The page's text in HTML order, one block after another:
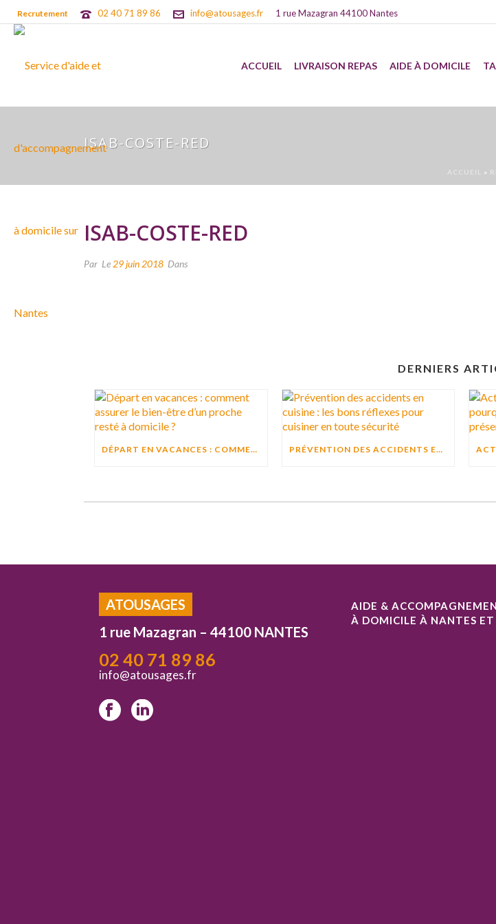
Recrutement 02 40 71 89 86 info@atousages.fr 1 rue Mazagran 44100 Nantes
ACCUEIL LIVRAISON REPAS AIDE À DOMICILE
ISAB-COSTE-RED
ACCUEIL »
ISAB-COSTE-RED
Par Le 29 juin 2018 Dans
DERNIERS
DÉPART EN VACANCES : COMMENT ASSURER LE BIEN-ÊTRE D’UN PROCHE RESTÉ À DOMICILE ? PRÉVENTION DES ACCIDENTS EN CUISINE : LES BONS RÉFLEXES POUR CUISINER EN TOUTE SÉCURITÉ
ATOUSAGES
1 rue Mazagran – 44100 NANTES
02 40 71 89 86
info@atousages.fr
AIDE &
À DOMICILE À NANTES ET